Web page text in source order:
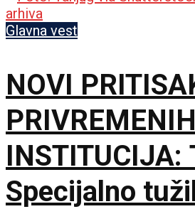
kontrole
Glavna vest
NOVI
PRIVREMENIH
INSTITUCIJA:
Specijalno